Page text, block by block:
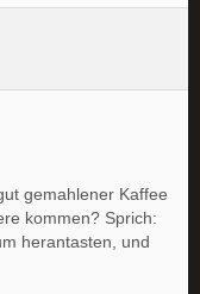
gemahlener Kaffee
kommen? Sprich:
herantasten, und